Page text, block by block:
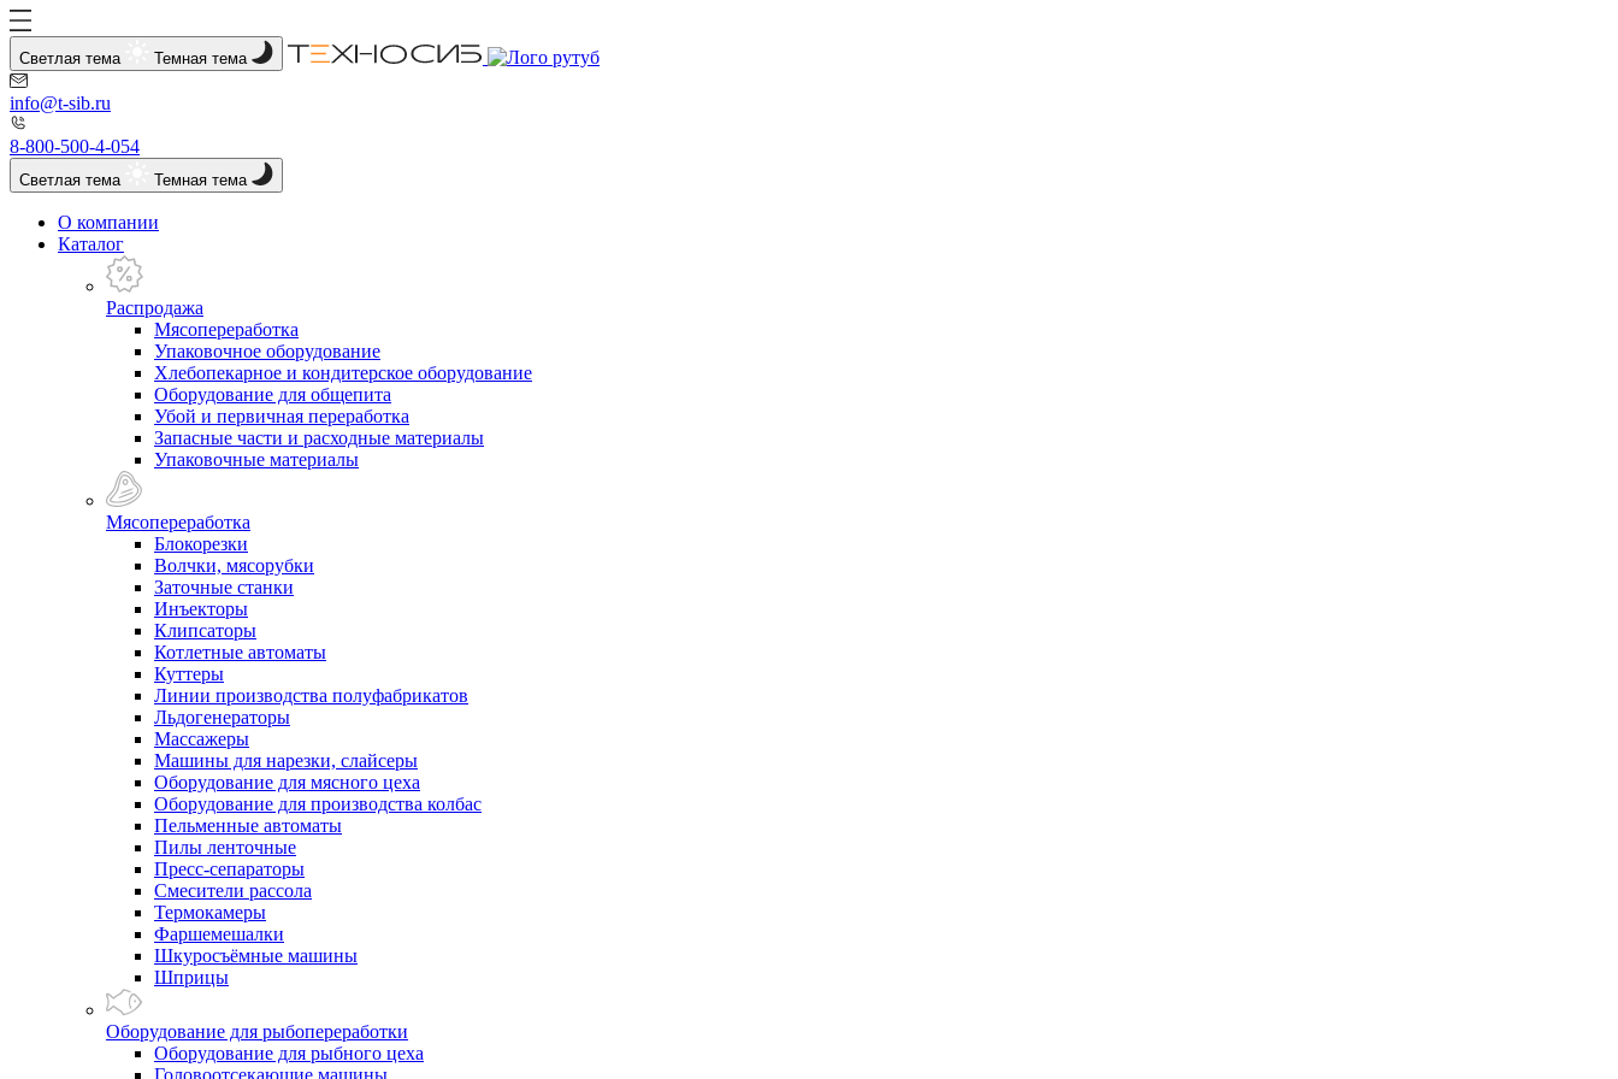
Светлая тема Темная тема
info@t-sib.ru
8-800-500-4-054
Светлая тема Темная тема
О компании
Каталог
Распродажа
Мясопереработка
Упаковочное оборудование
Хлебопекарное и кондитерское оборудование
Оборудование для общепита
Убой и первичная переработка
Запасные части и расходные материалы
Упаковочные материалы
Мясопереработка
Блокорезки
Волчки, мясорубки
Заточные станки
Инъекторы
Клипсаторы
Котлетные автоматы
Куттеры
Линии производства полуфабрикатов
Льдогенераторы
Массажеры
Машины для нарезки, слайсеры
Оборудование для мясного цеха
Оборудование для производства колбас
Пельменные автоматы
Пилы ленточные
Пресс-сепараторы
Смесители рассола
Термокамеры
Фаршемешалки
Шкуросъёмные машины
Шприцы
Оборудование для рыбопереработки
Оборудование для рыбного цеха
Головоотсекающие машины